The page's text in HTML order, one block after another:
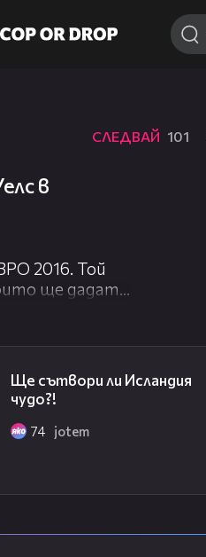
СЛЕДВАЙ 101
в
2016. Той
ще дадат
Роналдо
Ще сътвори ли Исландия
чудо?!
74 jotem